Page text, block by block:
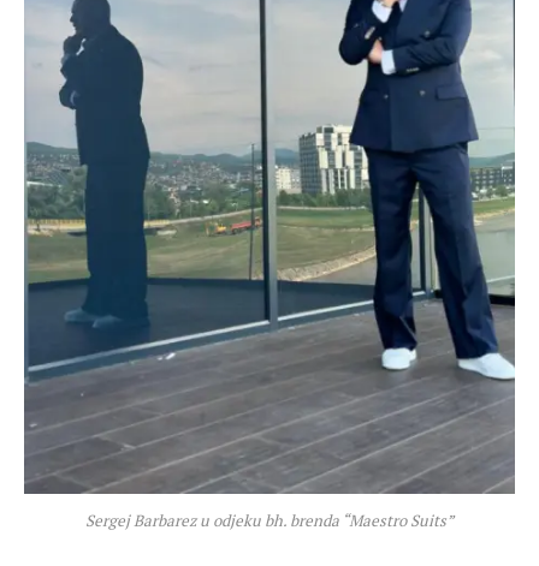
Sergej Barbarez u odjeku bh. brenda “Maestro Suits”